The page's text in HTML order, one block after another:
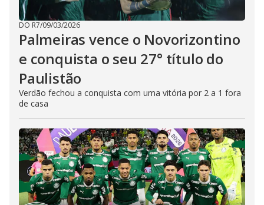
DO R7/09/03/2026
Palmeiras vence o Novorizontino
e conquista o seu 27° título do
Paulistão
Verdão fechou a conquista com uma vitória por 2 a 1 fora
de casa